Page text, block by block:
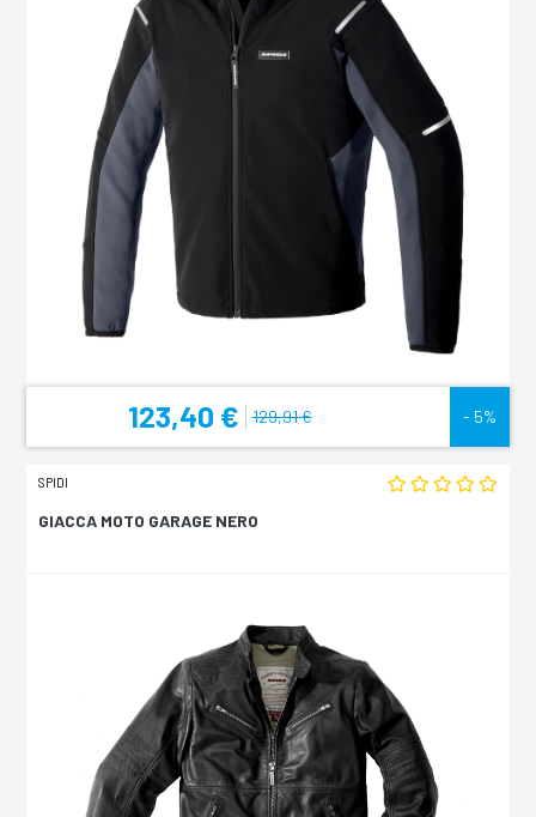
123,40 € 129,91 € - 5%
SPIDI
GIACCA MOTO GARAGE NERO